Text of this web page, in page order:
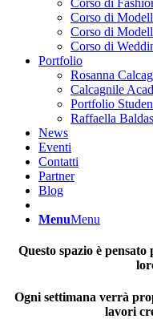
Corso di
Corso di
Corso di
Corso di
Portfolio
Rosanna
Calcagnile
Portfolio
Raffaella
News
Eventi
Contatti
Partner
Blog
MenuMenu
Questo spazio è
Ogni settimana verrà
lavori